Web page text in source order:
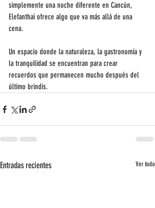
simplemente una noche diferente en Cancún,
Elefanthai ofrece algo que va más allá de una
cena.
Un espacio donde la naturaleza, la gastronomía y
la tranquilidad se encuentran para crear
recuerdos que permanecen mucho después del
último brindis.
Entradas recientes Ver todo